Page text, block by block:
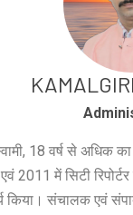
18 वर्ष से अधिक का
2011 में सिटी
किया। संचालक एवं